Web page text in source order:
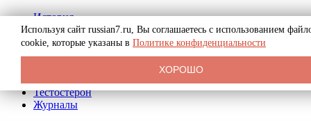
История
Биография
Криминал
Реклама на сайте
Тестостерон
Журналы
Используя сайт russian7.ru, Вы соглашаетесь с использованием
cookie, которые указаны в Политике конфиденциальности
ХОРОШО